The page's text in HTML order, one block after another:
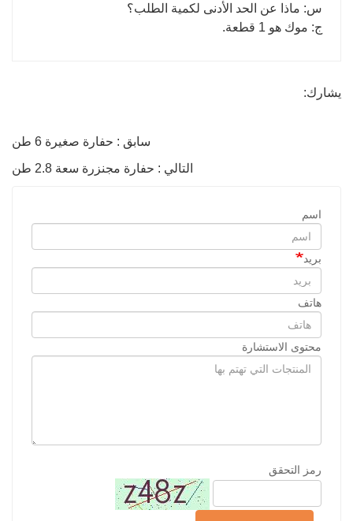
س: ماذا عن الحد الأدنى لكمية الطلب؟
ج: موك هو 1 قطعة.
يشارك:
سابق : حفارة صغيرة 6 طن
التالي : حفارة مجنزرة سعة 2.8 طن
اسم
بريد
هاتف
محتوى الاستشارة
رمز التحقق